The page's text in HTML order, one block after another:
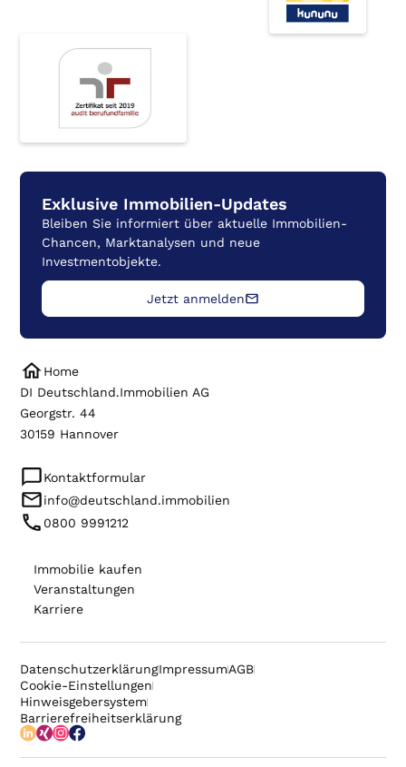
Silvia Becker
Projektkoordination
Vertrieb
Home
DI Deutschland.Immobilien AG
Georgstr. 44
30159 Hannover
Kontaktformular
info@deutschland.immobilien
0800 9991212
Immobilie kaufen
Veranstaltungen
Karriere
Exklusive Immobilien-Updates
Bleiben Sie informiert über aktuelle Immobilien-
Chancen, Marktanalysen und neue
Investmentobjekte.
Jetzt anmelden
DatenschutzerklärungImpressumAGB
Cookie-Einstellungen
Hinweisgebersystem
Barrierefreiheitserklärung